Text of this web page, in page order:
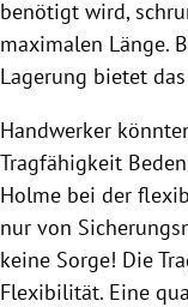
benötigt wird,
maximalen Länge.
Lagerung bietet
Handwerker
Tragfähigkeit
Holme bei der
nur von
keine Sorge! Die
Flexibilität. Eine